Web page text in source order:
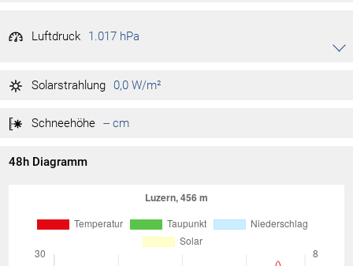
Luftdruck 1.017 hPa Akkordeon auf-/zuklappen
1.021 hPa
Tag max.
Solarstrahlung 0,0 W/m²
Schneehöhe -- cm
48h Diagramm